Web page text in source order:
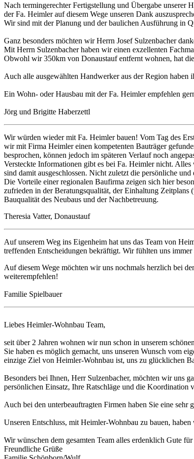
Nach termingerechter Fertigstellung und Übergabe unserer
der Fa. Heimler auf diesem Wege unseren Dank
Wir sind mit der Planung und der baulichen Ausführung in
Ganz besonders möchten wir Herrn Josef Sulzenbacher
Mit Herrn Sulzenbacher haben wir einen exzellenten
Obwohl wir 350km von Donaustauf entfernt wohnen, hat
Auch alle ausgewählten Handwerker aus der Region haben
Ein Wohn- oder Hausbau mit der Fa. Heimler empfehlen
Jörg und Brigitte Haberzettl
Wir würden wieder mit Fa. Heimler bauen! Vom Tag des
wir mit Firma Heimler einen kompetenten Bauträger
besprochen, können jedoch im späteren Verlauf noch
Versteckte Informationen gibt es bei Fa. Heimler nicht.
sind damit ausgeschlossen. Nicht zuletzt die persönliche
Die Vorteile einer regionalen Baufirma zeigen sich hier
zufrieden in der Beratungsqualität, der Einhaltung
Bauqualität des Neubaus und der Nachbetreuung.
Theresia Vatter, Donaustauf
Auf unserem Weg ins Eigenheim hat uns das Team von
treffenden Entscheidungen bekräftigt. Wir fühlten uns immer
Auf diesem Wege möchten wir uns nochmals herzlich bei
weiterempfehlen!
Familie Spielbauer
Liebes Heimler-Wohnbau Team,
seit über 2 Jahren wohnen wir nun schon in unserem
Sie haben es möglich gemacht, uns unseren Wunsch vom
einzige Ziel von Heimler-Wohnbau ist, uns zu glücklichen
Besonders bei Ihnen, Herr Sulzenbacher, möchten wir uns
persönlichen Einsatz, Ihre Ratschläge und die Koordination
Auch bei den unterbeauftragten Firmen haben Sie eine
Unseren Entschluss, mit Heimler-Wohnbau zu bauen,
Wir wünschen dem gesamten Team alles erdenklich Gute
Freundliche Grüße